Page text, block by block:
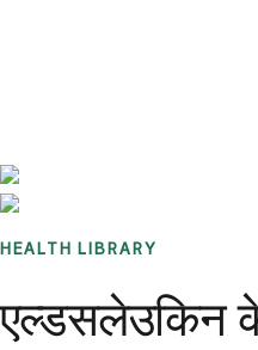
HEALTH LIBRARY
एल्डसलेउकिन